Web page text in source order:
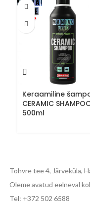
Keraamiline
CERAMIC
500ml
Tohvre tee 4, Järveküla,
Oleme avatud eelneval
Tel: +372 502 6588